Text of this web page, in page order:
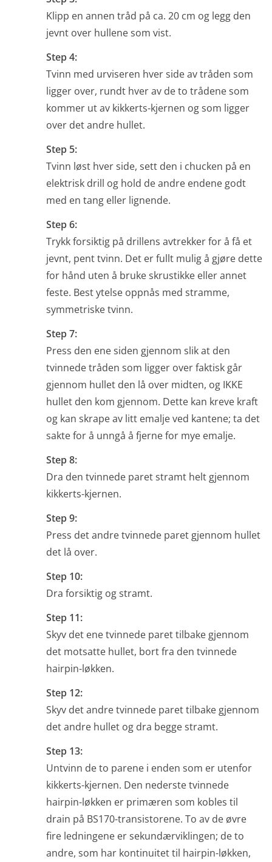
Klipp en annen tråd på ca. 20 cm og legg den
jevnt over hullene som vist.
Step 4:
Tvinn med urviseren hver side av tråden som
ligger over, rundt hver av de to trådene som
kommer ut av kikkerts-kjernen og som ligger
over det andre hullet.
Step 5:
Tvinn løst hver side, sett den i chucken på en
elektrisk drill og hold de andre endene godt
med en tang eller lignende.
Step 6:
Trykk forsiktig på drillens avtrekker for å få et
jevnt, pent tvinn. Det er fullt mulig å gjøre dette
for hånd uten å bruke skrustikke eller annet
feste. Best ytelse oppnås med stramme,
symmetriske tvinn.
Step 7:
Press den ene siden gjennom slik at den
tvinnede tråden som ligger over faktisk går
gjennom hullet den lå over midten, og IKKE
hullet den kom gjennom. Dette kan kreve kraft
og kan skrape av litt emalje ved kantene; ta det
sakte for å unngå å fjerne for mye emalje.
Step 8:
Dra den tvinnede paret stramt helt gjennom
kikkerts-kjernen.
Step 9:
Press det andre tvinnede paret gjennom hullet
det lå over.
Step 10:
Dra forsiktig og stramt.
Step 11:
Skyv det ene tvinnede paret tilbake gjennom
det motsatte hullet, bort fra den tvinnede
hairpin-løkken.
Step 12:
Skyv det andre tvinnede paret tilbake gjennom
det andre hullet og dra begge stramt.
Step 13:
Untvinn de to parene i enden som er utenfor
kikkerts-kjernen. Den nederste tvinnede
hairpin-løkken er primæren som kobles til
drain på BS170-transistorene. To av de øvre
fire ledningene er sekundærviklingen; de to
andre, som har kontinuitet til hairpin-løkken,